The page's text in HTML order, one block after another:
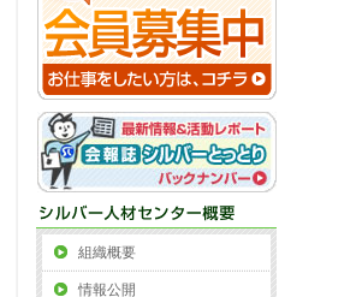
組織概要
情報公開